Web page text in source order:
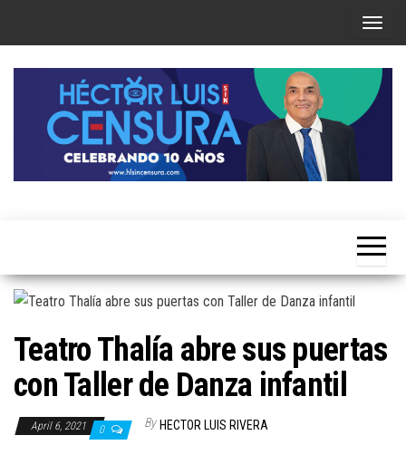
T
g
n
i
g
i
Teatro Thalía abre sus puertas
con Taller de Danza infantil
April 6, 2021 0 By HECTOR LUIS RIVERA